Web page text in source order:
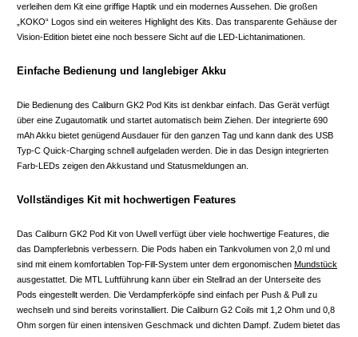
verleihen dem Kit eine griffige Haptik und ein modernes Aussehen. Die großen
„KOKO“ Logos sind ein weiteres Highlight des Kits. Das transparente Gehäuse der
Vision-Edition bietet eine noch bessere Sicht auf die LED-Lichtanimationen.
Einfache Bedienung und langlebiger Akku
Die Bedienung des Caliburn GK2 Pod Kits ist denkbar einfach. Das Gerät verfügt
über eine Zugautomatik und startet automatisch beim Ziehen. Der integrierte 690
mAh Akku bietet genügend Ausdauer für den ganzen Tag und kann dank des USB
Typ-C Quick-Charging schnell aufgeladen werden. Die in das Design integrierten
Farb-LEDs zeigen den Akkustand und Statusmeldungen an.
Vollständiges Kit mit hochwertigen Features
Das Caliburn GK2 Pod Kit von Uwell verfügt über viele hochwertige Features, die
das Dampferlebnis verbessern. Die Pods haben ein Tankvolumen von 2,0 ml und
sind mit einem komfortablen Top-Fill-System unter dem ergonomischen Mundstück
ausgestattet. Die MTL Luftführung kann über ein Stellrad an der Unterseite des
Pods eingestellt werden. Die Verdampferköpfe sind einfach per Push & Pull zu
wechseln und sind bereits vorinstalliert. Die Caliburn G2 Coils mit 1,2 Ohm und 0,8
Ohm sorgen für einen intensiven Geschmack und dichten Dampf. Zudem bietet das